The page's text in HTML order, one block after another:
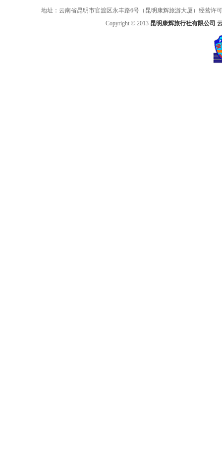
地址：云南省昆明市官渡区永丰路6号（昆明康辉旅游大厦）经营许
Copyright © 2013 昆明康辉旅行社有限公司